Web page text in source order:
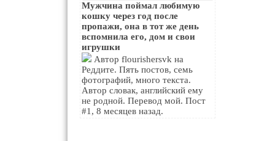
Мужчина поймал любимую
кошку через год после
пропажи, она в тот же день
вспомнила его, дом и свои
игрушки
Реддите. Пять постов, семь
фотографий, много текста.
Автор словак, английский ему
не родной. Перевод мой. Пост
#1, 8 месяцев назад.